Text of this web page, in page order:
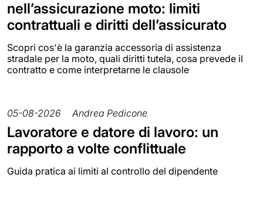
nell’assicurazione moto: limiti
contrattuali e diritti dell’assicurato
Scopri cos'è la garanzia accessoria di assistenza
stradale per la moto, quali diritti tutela, cosa prevede il
contratto e come interpretarne le clausole
05-08-2026 Andrea Pedicone
Lavoratore e datore di lavoro: un
rapporto a volte conflittuale
Guida pratica ai limiti al controllo del dipendente